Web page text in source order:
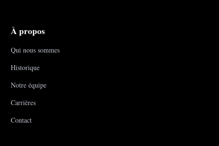
À propos
Qui nous sommes
Historique
Notre équipe
Carrières
Contact